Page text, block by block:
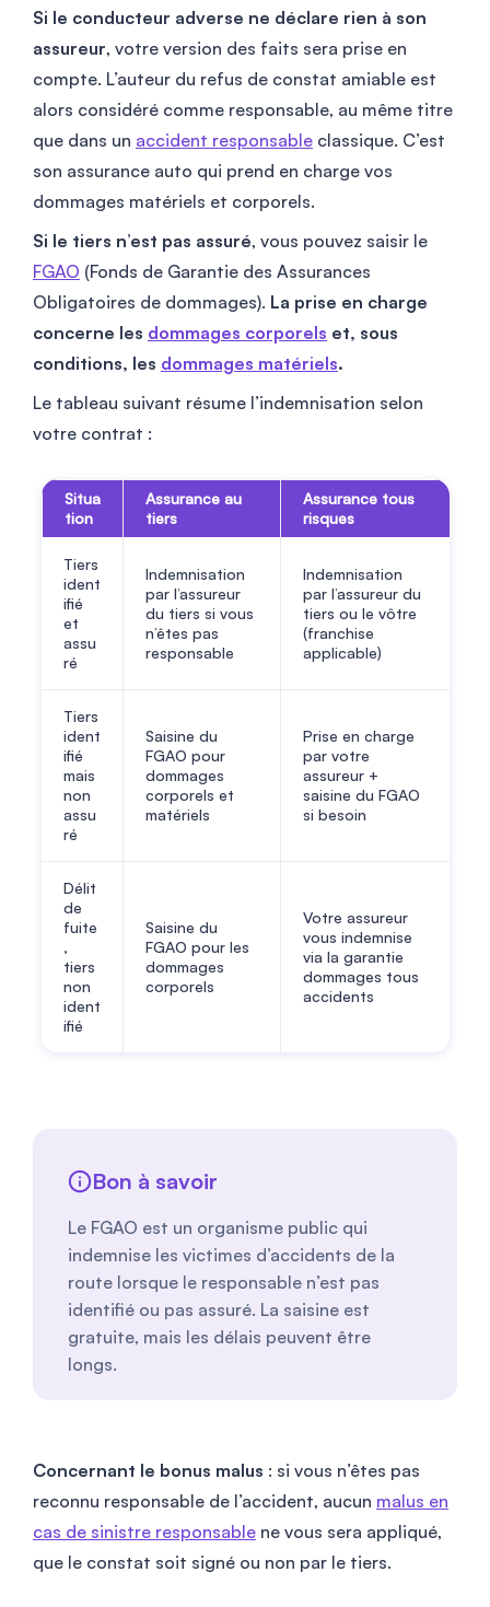
Si le conducteur adverse ne déclare rien à son
assureur, votre version des faits sera prise en
compte. L’auteur du refus de constat amiable est
alors considéré comme responsable, au même titre
que dans un accident responsable classique. C’est
son assurance auto qui prend en charge vos
dommages matériels et corporels.
Si le tiers n’est pas assuré, vous pouvez saisir le
FGAO (Fonds de Garantie des Assurances
Obligatoires de dommages). La prise en charge
concerne les dommages corporels et, sous
conditions, les dommages matériels.
Le tableau suivant résume l’indemnisation selon
votre contrat :
Situa
tion
Assurance au
tiers
Assurance tous
risques
Tiers
ident
ifié
et
assu
ré
Indemnisation
par l’assureur
du tiers si vous
n’êtes pas
responsable
Indemnisation
par l’assureur du
tiers ou le vôtre
(franchise
applicable)
Tiers
ident
ifié
mais
non
assu
ré
Saisine du
FGAO pour
dommages
corporels et
matériels
Prise en charge
par votre
assureur +
saisine du FGAO
si besoin
Délit
de
fuite
,
tiers
non
ident
ifié
Saisine du
FGAO pour les
dommages
corporels
Votre assureur
vous indemnise
via la garantie
dommages tous
accidents
Bon à savoir
Le FGAO est un organisme public qui
indemnise les victimes d’accidents de la
route lorsque le responsable n’est pas
identifié ou pas assuré. La saisine est
gratuite, mais les délais peuvent être
longs.
Concernant le bonus malus : si vous n’êtes pas
reconnu responsable de l’accident, aucun malus en
cas de sinistre responsable ne vous sera appliqué,
que le constat soit signé ou non par le tiers.